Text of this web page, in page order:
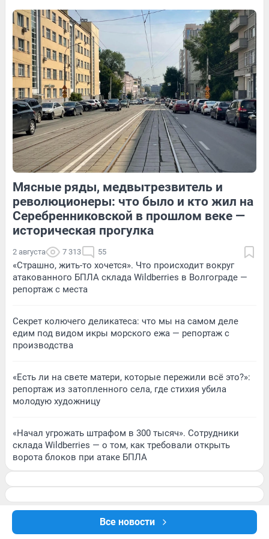
Все новости
43 Обсудить
9 Обсудить 76 Обсудить
Обсудить 65
Мясные ряды, медвытрезвитель и
революционеры: что было и кто жил на
Серебренниковской в прошлом веке —
историческая прогулка
2 августа 7 313 55
«Страшно, жить-то хочется». Что происходит вокруг
атакованного БПЛА склада Wildberries в Волгограде —
репортаж с места
Секрет колючего деликатеса: что мы на самом деле
едим под видом икры морского ежа — репортаж с
производства
«Есть ли на свете матери, которые пережили всё это?»:
репортаж из затопленного села, где стихия убила
молодую художницу
«Начал угрожать штрафом в 300 тысяч». Сотрудники
склада Wildberries — о том, как требовали открыть
ворота блоков при атаке БПЛА
Подписаться на новости